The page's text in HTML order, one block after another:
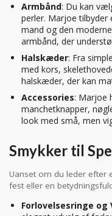
Armbånd: Du kan
perler. Marjoe tilbyder
mand og den
armbånd, der
Halskæder: Fra
med kors,
halskæder, der kan
Accessories: Marjoe
manchetknapper,
look med små, men
Smykker til
Uanset om du leder efter
fest eller en
Forlovelsesringe og